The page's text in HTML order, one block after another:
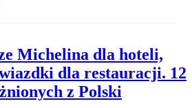
Michelina dla hoteli,
dla restauracji. 12
z Polski